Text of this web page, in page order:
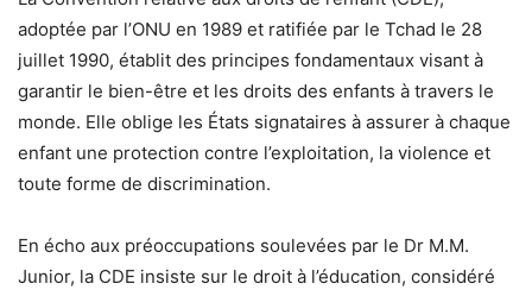
adoptée par l’ONU en 1989 et ratifiée par le Tchad le 28
juillet 1990, établit des principes fondamentaux visant à
garantir le bien-être et les droits des enfants à travers le
monde. Elle oblige les États signataires à assurer à chaque
enfant une protection contre l’exploitation, la violence et
toute forme de discrimination.
En écho aux préoccupations soulevées par le Dr M.M.
Junior, la CDE insiste sur le droit à l’éducation, considéré